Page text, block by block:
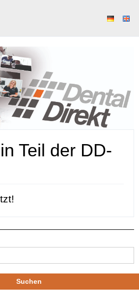
Teil der DD-
Suchen